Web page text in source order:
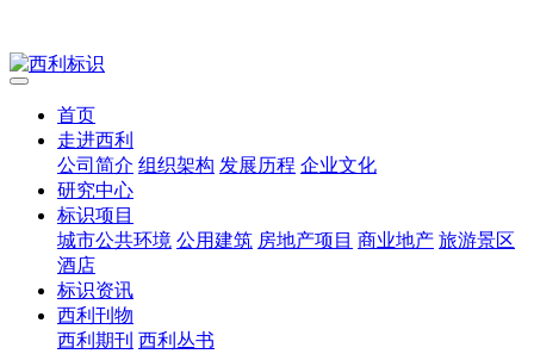
首页
走进西利
公司简介 组织架构 发展历程 企业文化
研究中心
标识项目
城市公共环境 公用建筑 房地产项目 商业地产 旅游景区
酒店
标识资讯
西利刊物
西利期刊 西利丛书